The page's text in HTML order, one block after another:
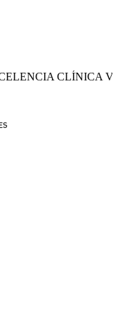
VERIFICADA